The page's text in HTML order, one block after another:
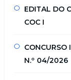
EDITAL DO
COC I
CONCURSO
N.º 04/2026